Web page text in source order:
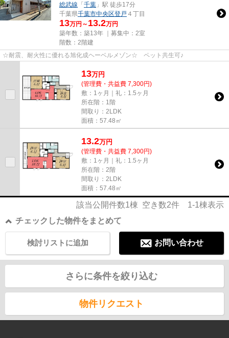
総武線 「 千葉 」駅 徒歩17分
千葉県千葉市中央区登戸 ４丁目
13万円～ 13.2万円
築年数：築13年 ｜募集中： 2室
階数：2階建
☆耐震、耐火性に優れる旭化成ヘーベルメゾン☆ ペット共生可♪
13万円
(管理費・共益費 7,300円)
敷：1ヶ月｜礼：1.5ヶ月
所在階：1階
間取り：2LDK
面積：57.48㎡
13.2万円
(管理費・共益費 7,300円)
敷：1ヶ月｜礼：1.5ヶ月
所在階：2階
間取り：2LDK
面積：57.48㎡
該当公開件数1棟 空き数2件 1-1棟表示
チェックした物件をまとめて
お問い合わせ
検討リストに追加
さらに条件を絞り込む
物件リクエスト